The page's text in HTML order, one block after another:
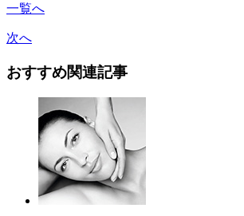
一覧へ
次へ
おすすめ関連記事